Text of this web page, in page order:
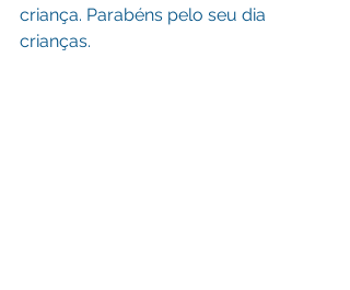
criança. Parabéns pelo seu dia
crianças.